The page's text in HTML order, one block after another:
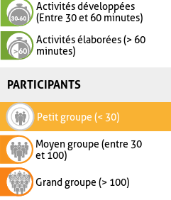
Activités développées
(Entre 30 et 60 minutes)
Activités élaborées (> 60
minutes)
PARTICIPANTS
Petit groupe (< 30)
Moyen groupe (entre 30
et 100)
Grand groupe (> 100)